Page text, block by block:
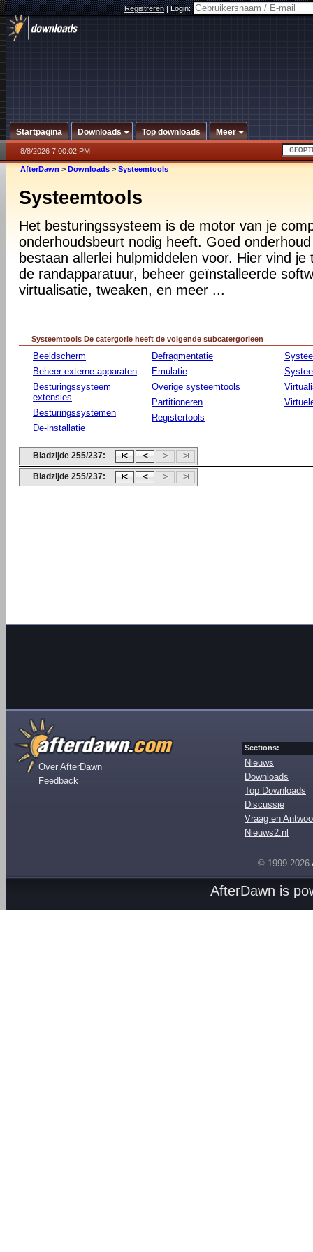
Registreren|Login:
Startpagina Downloads Top downloads Meer
8/8/2026 7:00:02 PM
AfterDawn > Downloads > Systeemtools
Systeemtools
Het besturingssysteem is de motor van je
onderhoudsbeurt nodig heeft. Goed
bestaan allerlei hulpmiddelen voor. Hier vind
de randapparatuur, beheer geïnstalleerde
virtualisatie, tweaken, en meer ...
Systeemtools De catergorie heeft de volgende subcatergorieen
Beeldscherm
Beheer externe apparaten
Besturingssysteem
extensies
Besturingssystemen
De-installatie
Defragmentatie
Emulatie
Overige systeemtools
Partitioneren
Registertools
Bladzijde 255/237:
Bladzijde 255/237:
Over AfterDawn
Feedback
Sections:
Nieuws
Downloads
Top Downloads
Discussie
Vraag en
Nieuws2.nl
© 1999-2026
AfterDawn is